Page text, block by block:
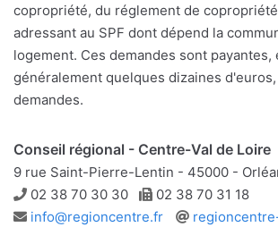
copropriété, du réglement de
adressant au SPF dont dépend la
logement. Ces demandes sont
généralement quelques dizaines
demandes.
Conseil régional - Centre-Val de Loire
9 rue Saint-Pierre-Lentin - 45000 -
Téléphone
02 38 70 30 30 Télécopie
02 38 70 31 18
Adresse
info@regioncentre.fr
Site